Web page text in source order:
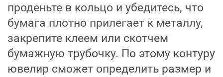
проденьте в кольцо и убедитесь, что
бумага плотно прилегает к металлу,
закрепите клеем или скотчем
бумажную трубочку. По этому контуру
ювелир сможет определить размер и